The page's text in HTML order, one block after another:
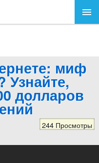
миф
Узнайте,
долларов
244 Просмотры